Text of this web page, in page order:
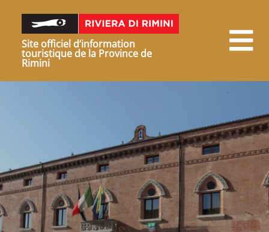
Site officiel d’information
touristique de la Province de
Rimini